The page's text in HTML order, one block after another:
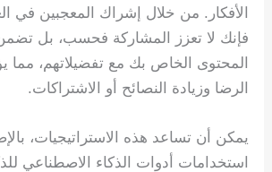
الأفكار. من خلال إشراك المعجبين في
فإنك لا تعزز المشاركة فحسب، بل
المحتوى الخاص بك مع تفضيلاتهم، مما
الرضا وزيادة النصائح أو الاشتراكات.
يمكن أن تساعد هذه الاستراتيجيات،
استخدامات أدوات الذكاء الاصطناعي